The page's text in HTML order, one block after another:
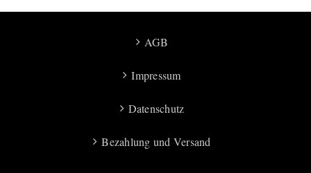
AGB
Impressum
Datenschutz
Bezahlung und Versand